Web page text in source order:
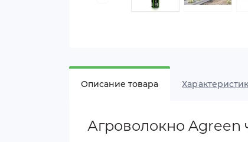
Описание товара
Агроволокно Agreen